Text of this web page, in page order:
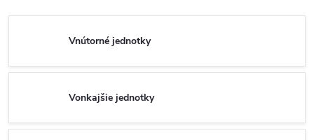
Vnútorné jednotky
Vonkajšie jednotky